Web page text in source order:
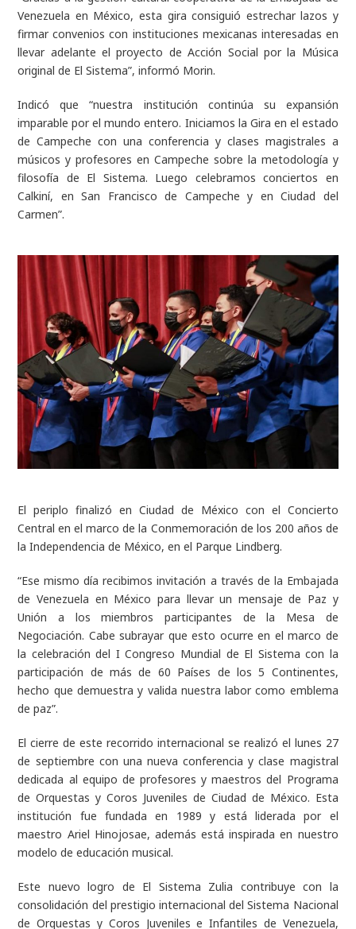
Venezuela en México, esta gira consiguió estrechar lazos y
firmar convenios con instituciones mexicanas interesadas en
llevar adelante el proyecto de Acción Social por la Música
original de El Sistema”, informó Morin.
Indicó que “nuestra institución continúa su expansión
imparable por el mundo entero. Iniciamos la Gira en el estado
de Campeche con una conferencia y clases magistrales a
músicos y profesores en Campeche sobre la metodología y
filosofía de El Sistema. Luego celebramos conciertos en
Calkiní, en San Francisco de Campeche y en Ciudad del
Carmen”.
El periplo finalizó en Ciudad de México con el Concierto
Central en el marco de la Conmemoración de los 200 años de
la Independencia de México, en el Parque Lindberg.
“Ese mismo día recibimos invitación a través de la Embajada
de Venezuela en México para llevar un mensaje de Paz y
Unión a los miembros participantes de la Mesa de
Negociación. Cabe subrayar que esto ocurre en el marco de
la celebración del I Congreso Mundial de El Sistema con la
participación de más de 60 Países de los 5 Continentes,
hecho que demuestra y valida nuestra labor como emblema
de paz”.
El cierre de este recorrido internacional se realizó el lunes 27
de septiembre con una nueva conferencia y clase magistral
dedicada al equipo de profesores y maestros del Programa
de Orquestas y Coros Juveniles de Ciudad de México. Esta
institución fue fundada en 1989 y está liderada por el
maestro Ariel Hinojosae, además está inspirada en nuestro
modelo de educación musical.
Este nuevo logro de El Sistema Zulia contribuye con la
consolidación del prestigio internacional del Sistema Nacional
de Orquestas y Coros Juveniles e Infantiles de Venezuela,